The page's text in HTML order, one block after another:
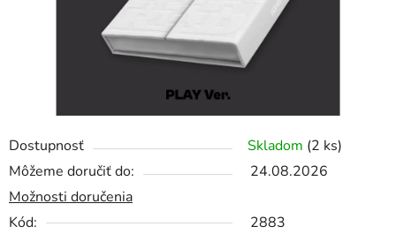
Dostupnosť Skladom (2 ks)
Môžeme doručiť do:
24.08.2026
Možnosti doručenia
Kód:
2883